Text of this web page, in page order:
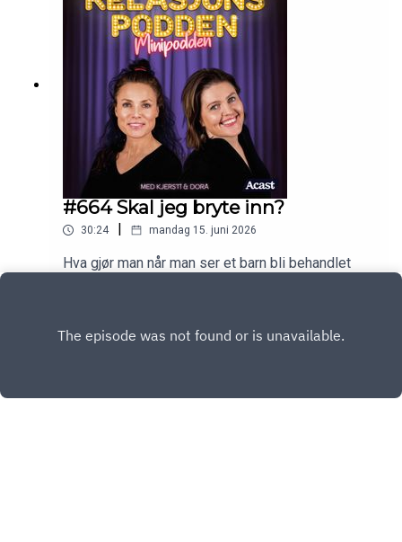
#664 Skal jeg bryte inn?
30:24 | mandag 15. juni 2026
Hva gjør man når man ser et barn bli behandlet